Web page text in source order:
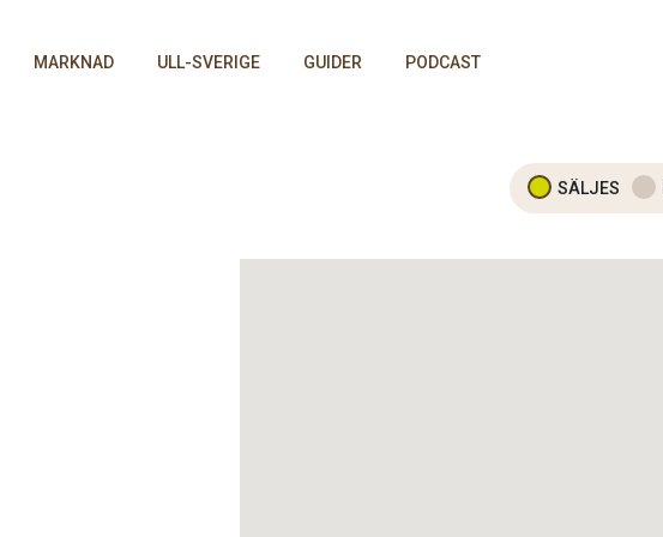
MARKNAD ULL-SVERIGE GUIDER PODCAST
SÄLJES